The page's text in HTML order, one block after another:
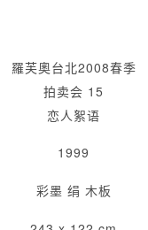
羅芙奧台北2008春季
拍卖会 15
恋人絮语
1999
彩墨 绢 木板